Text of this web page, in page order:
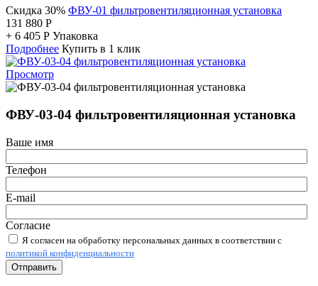
Скидка 30% ФВУ-01 фильтровентиляционная установка
131 880 Р
+ 6 405 Р Упаковка
Подробнее Купить в 1 клик
Просмотр
ФВУ-03-04 фильтровентиляционная установка
Ваше имя
Телефон
E-mail
Согласие
Я согласен на обработку персональных данных в соответствии с
политикой конфиденциальности
Отправить